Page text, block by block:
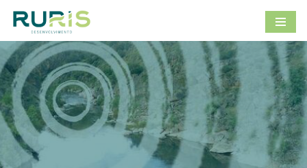
Avançar
para
o
conteúdo